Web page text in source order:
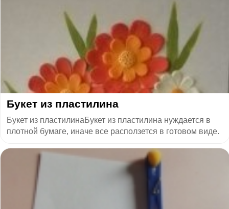
​Букет из пластилина
Букет из пластилинаБукет из пластилина нуждается в
плотной бумаге, иначе все расползется в готовом виде.